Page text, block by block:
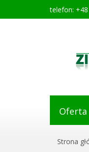
telefon:
Oferta
Strona